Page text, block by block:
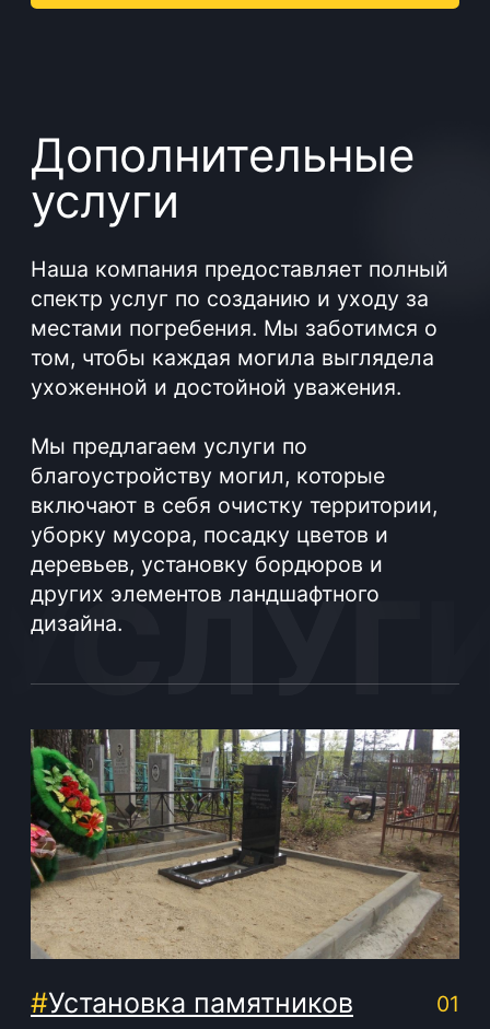
установке гранитных памятников. Наша
цель - не только обеспечение
качественной работы, но и
удовлетворение вашей
индивидуальной заявки на оформление
вашу память о родных и близких в
камне, стараясь передать всю глубину
чувств и уважения к памяти умерших.
памятник и облагородить территорию
захоронения. Помимо внешних
атрибутов, необходимо также уделить
внимание грамотной установке
памятника, чтобы в будущем избежать
разрушения строения. Мы поможем
выбрать оптимальный способ
окультуривания могилы из возможных
вариантов.
Подробнее
#Благоустройство
захоронений